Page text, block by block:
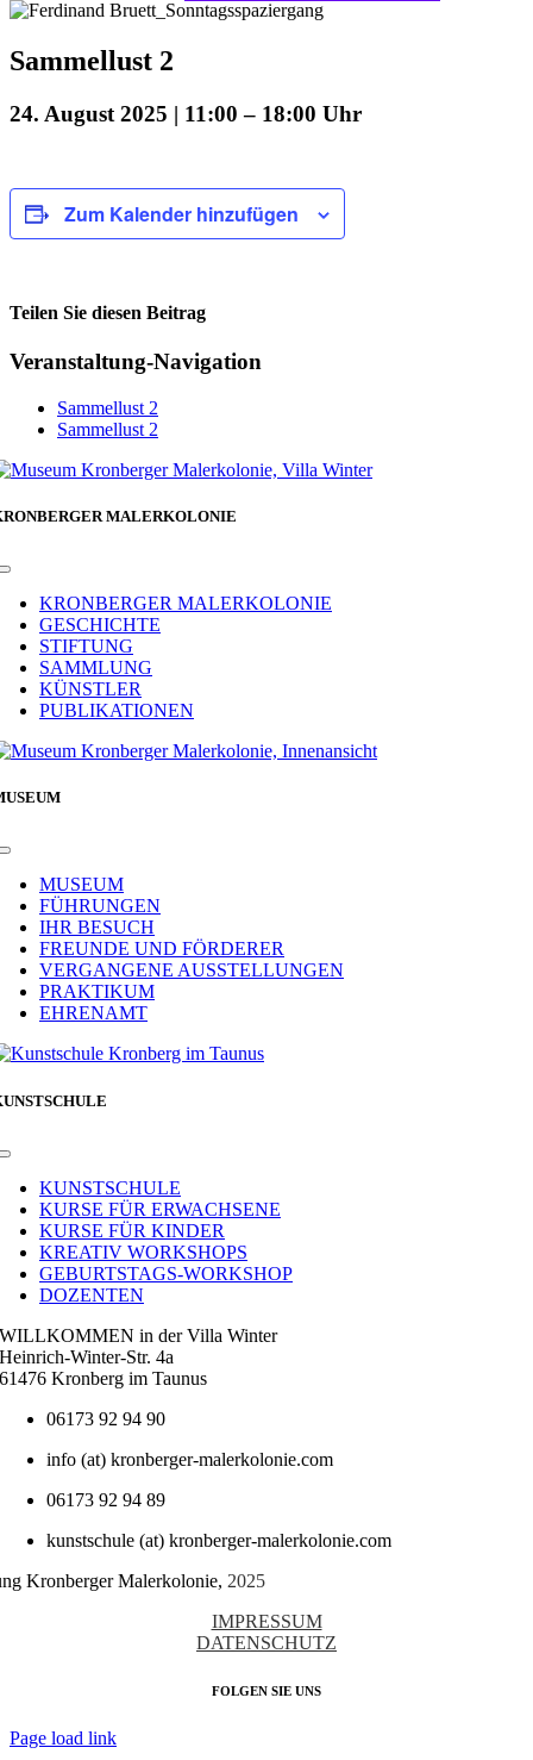
Sammellust 2
24. August 2025 | 11:00 – 18:00
Zum Kalender hinzufügen
Teilen Sie diesen Beitrag
Facebook
Veranstaltung-Navigation
Sammellust 2
Sammellust 2
MALERKOLONIE
Toggle
NavigationKRONBERGER MALERKOLONIE
GESCHICHTE
STIFTUNG
SAMMLUNG
KÜNSTLER
PUBLIKATIONEN
Toggle
NavigationMUSEUM
FÜHRUNGEN
IHR BESUCH
FREUNDE UND FÖRDERER
VERGANGENE AUSSTELLUNGEN
PRAKTIKUM
EHRENAMT
Toggle
NavigationKUNSTSCHULE
KURSE FÜR ERWACHSENE
KURSE FÜR KINDER
KREATIV WORKSHOPS
GEBURTSTAGS-WORKSHOP
DOZENTEN
WILLKOMMEN in der Villa Winter
Heinrich-Winter-Str. 4a
61476 Kronberg im Taunus
06173 92 94 90
info (at) kronberger-malerkolonie.com
06173 92 94 89
kunstschule (at) kronberger-malerkolonie.com
Kronberger Malerkolonie, 2025
IMPRESSUM
DATENSCHUTZ
FOLGEN SIE UNS
Page load link